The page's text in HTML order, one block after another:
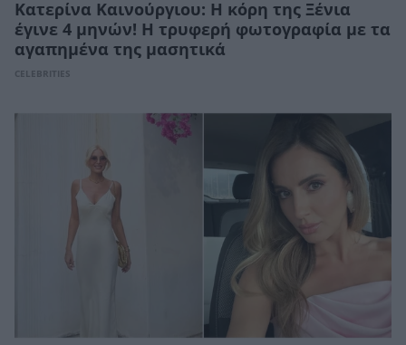
Κατερίνα Καινούργιου: H κόρη της Ξένια
έγινε 4 μηνών! Η τρυφερή φωτογραφία με τα
αγαπημένα της μασητικά
CELEBRITIES